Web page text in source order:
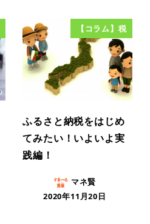
【コラム】税
ふるさと納税をはじめ
てみたい！いよいよ実
践編！
マネ賢
2020年11月20日